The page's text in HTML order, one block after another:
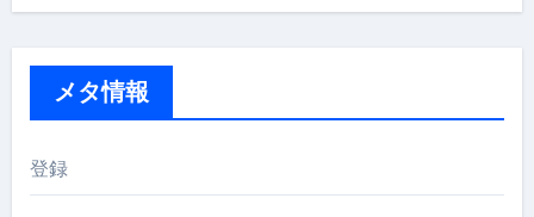
メタ情報
登録